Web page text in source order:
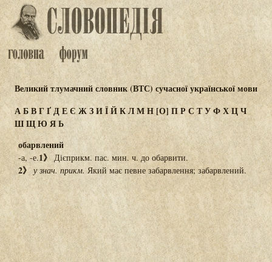
Великий тлумачний словник (ВТС) сучасної української мови
АБВГҐДЕЄ ЖЗИЇЙКЛМН[О] ПР СТУФХЦЧ
ШЩЮЯЬ
обарвлений
-а, -е.1》 Дієприкм. пас. мин. ч. до обарвити.
2》 у знач. прикм. Який має певне забарвлення; забарвлений.